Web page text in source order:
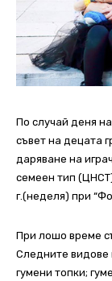
По случай деня
съвет на децата
даряване на
семеен тип
г.(неделя) при
При лошо време
Следните видове
гумени топки;